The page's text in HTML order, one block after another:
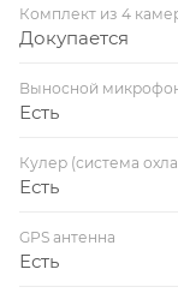
Комплект из 4
Докупается
Выносной
Есть
Кулер (система
Есть
GPS антенна
Есть